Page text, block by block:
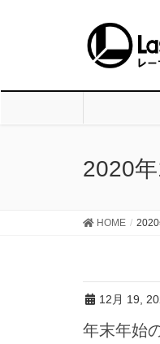
2020年
HOME 2020
12月 19,
年末年始